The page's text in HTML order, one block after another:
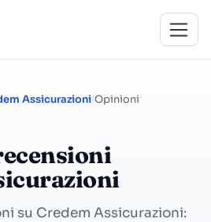
Assicurazioni Opinioni
su Credem Assicurazioni: